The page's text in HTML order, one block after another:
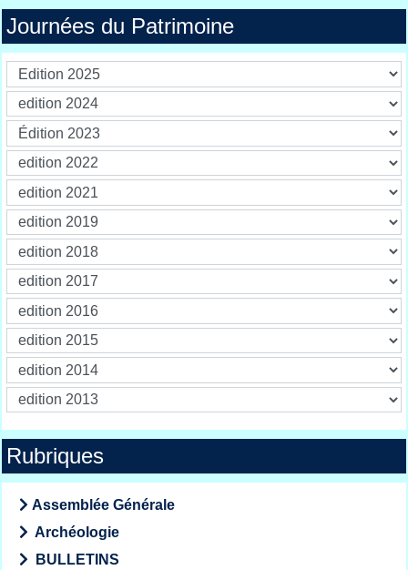
Journées du Patrimoine
Rubriques
Assemblée Générale
Archéologie
BULLETINS